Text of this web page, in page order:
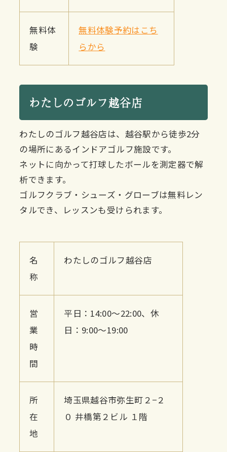
無料体
験
無料体験予約はこち
らから
わたしのゴルフ越谷店
わたしのゴルフ越谷店は、越谷駅から徒歩2分
の場所にあるインドアゴルフ施設です。
ネットに向かって打球したボールを測定器で解
析できます。
ゴルフクラブ・シューズ・グローブは無料レン
タルでき、レッスンも受けられます。
名
称
わたしのゴルフ越谷店
営
業
時
間
平日：14:00〜22:00、休
日：9:00〜19:00
所
在
地
埼玉県越谷市弥生町２−２
０ 井橋第２ビル １階